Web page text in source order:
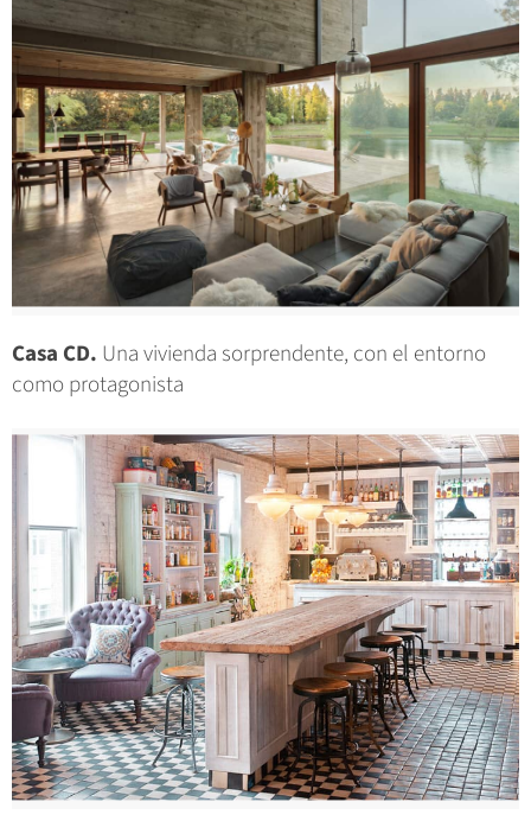
Casa CD. Una vivienda sorprendente, con el entorno
como protagonista